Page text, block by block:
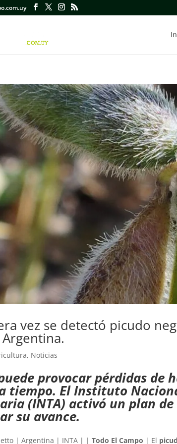
vez se detectó picudo
, Noticias
provocar pérdidas de
tiempo. El Instituto
(INTA) activó un plan
su avance.
| Argentina | INTA | |Todo El Campo | El